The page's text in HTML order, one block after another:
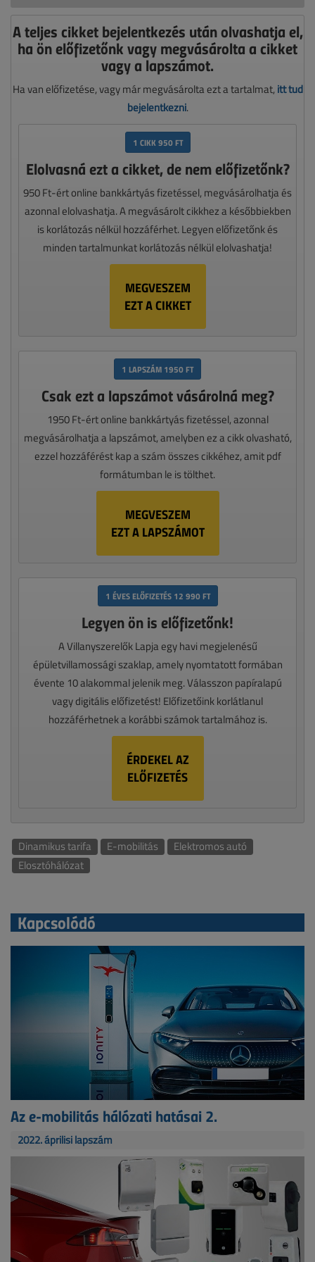
A teljes cikket bejelentkezés után olvashatja el,
ha ön előfizetőnk vagy megvásárolta a cikket
vagy a lapszámot.
Ha van előfizetése, vagy már megvásárolta ezt a tartalmat, itt tud
bejelentkezni.
1 CIKK 950 FT
Elolvasná ezt a cikket, de nem előfizetőnk?
950 Ft-ért online bankkártyás fizetéssel, megvásárolhatja és
azonnal elolvashatja. A megvásárolt cikkhez a későbbiekben
is korlátozás nélkül hozzáférhet. Legyen előfizetőnk és
minden tartalmunkat korlátozás nélkül elolvashatja!
MEGVESZEM
EZT A CIKKET
1 LAPSZÁM 1950 FT
Csak ezt a lapszámot vásárolná meg?
1950 Ft-ért online bankkártyás fizetéssel, azonnal
megvásárolhatja a lapszámot, amelyben ez a cikk olvasható,
ezzel hozzáférést kap a szám összes cikkéhez, amit pdf
formátumban le is tölthet.
MEGVESZEM
EZT A LAPSZÁMOT
1 ÉVES ELŐFIZETÉS 12 990 FT
Legyen ön is előfizetőnk!
A Villanyszerelők Lapja egy havi megjelenésű
épületvillamossági szaklap, amely nyomtatott formában
évente 10 alakommal jelenik meg. Válasszon papíralapú
vagy digitális előfizetést! Előfizetőink korlátlanul
hozzáférhetnek a korábbi számok tartalmához is.
ÉRDEKEL AZ
ELŐFIZETÉS
Dinamikus tarifa E-mobilitás
Elektromos autó
Elosztóhálózat
Kapcsolódó
Az e-mobilitás hálózati hatásai 2.
2022. áprilisi lapszám